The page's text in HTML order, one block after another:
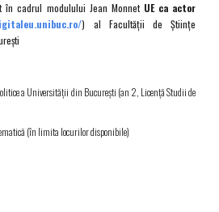
în cadrul modulului Jean Monnet UE ca actor
) al Facultății de Științe
a Universității din București (an 2, Licență Studii de
(în limita locurilor disponibile)